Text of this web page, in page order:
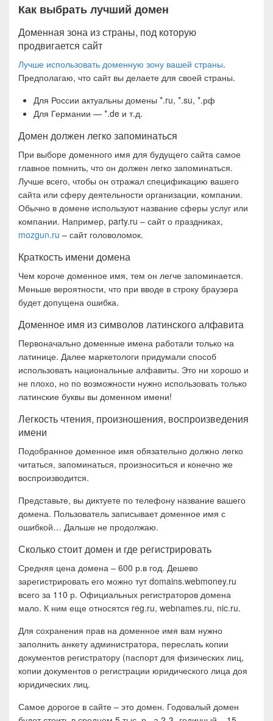
Как выбрать лучший домен
Доменная зона из страны, под которую
продвигается сайт
Лучше использовать доменную зону вашей страны.
Предполагаю, что сайт вы делаете для своей страны.
Для России актуальны домены *.ru, *.su, *.рф
Для Германии — *.de и т.д.
Домен должен легко запоминаться
При выборе доменного имя для будущего сайта самое
главное помнить, что он должен легко запоминаться.
Лучше всего, чтобы он отражал спецификацию вашего
сайта или сферу деятельности организации, компании.
Обычно в домене используют название сферы услуг или
компании. Например, party.ru – сайт о праздниках,
mozgun.ru – сайт головоломок.
Краткость имени домена
Чем короче доменное имя, тем он легче запоминается.
Меньше вероятности, что при вводе в строку браузера
будет допущена ошибка.
Доменное имя из символов латинского алфавита
Первоначально доменные имена работали только на
латинице. Далее маркетологи придумали способ
использовать национальные алфавиты. Это ни хорошо и
не плохо, но по возможности нужно использовать только
латинские буквы вы доменном имени!
Легкость чтения, произношения, воспроизведения
имени
Подобранное доменное имя обязательно должно легко
читаться, запоминаться, произноситься и конечно же
воспроизводится.
Представьте, вы диктуете по телефону название вашего
домена. Пользователь записывает доменное имя с
ошибкой… Дальше не продолжаю.
Сколько стоит домен и где регистрировать
Средняя цена домена – 600 р.в год. Дешево
зарегистрировать его можно тут domains.webmoney.ru
всего за 110 р. Официальных регистраторов домена
мало. К ним еще относятся reg.ru, webnames.ru, nic.ru.
Для сохранения прав на доменное имя вам нужно
заполнить анкету администратора, переслать копии
документов регистратору (паспорт для физических лиц,
копии документов о регистрации юридического лица доя
юридических лиц.
Самое дорогое в сайте – это домен. Годовалый домен